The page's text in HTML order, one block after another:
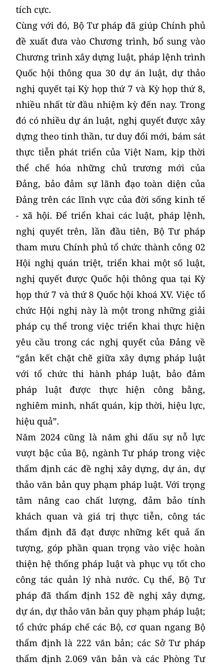
tích cực.
Cùng với đó, Bộ Tư pháp đã giúp Chính phủ
đề xuất đưa vào Chương trình, bổ sung vào
Chương trình xây dựng luật, pháp lệnh trình
Quốc hội thông qua 30 dự án luật, dự thảo
nghị quyết tại Kỳ họp thứ 7 và Kỳ họp thứ 8,
nhiều nhất từ đầu nhiệm kỳ đến nay. Trong
đó có nhiều dự án luật, nghị quyết được xây
dựng theo tinh thần, tư duy đổi mới, bám sát
thực tiễn phát triển của Việt Nam, kịp thời
thể chế hóa những chủ trương mới của
Đảng, bảo đảm sự lãnh đạo toàn diện của
Đảng trên các lĩnh vực của đời sống kinh tế
- xã hội. Để triển khai các luật, pháp lệnh,
nghị quyết trên, lần đầu tiên, Bộ Tư pháp
tham mưu Chính phủ tổ chức thành công 02
Hội nghị quán triệt, triển khai một số luật,
nghị quyết được Quốc hội thông qua tại Kỳ
họp thứ 7 và thứ 8 Quốc hội khoá XV. Việc tổ
chức Hội nghị này là một trong những giải
pháp cụ thể trong việc triển khai thực hiện
yêu cầu trong các nghị quyết của Đảng về
“gắn kết chặt chẽ giữa xây dựng pháp luật
với tổ chức thi hành pháp luật, bảo đảm
pháp luật được thực hiện công bằng,
nghiêm minh, nhất quán, kịp thời, hiệu lực,
hiệu quả”.
Năm 2024 cũng là năm ghi dấu sự nỗ lực
vượt bậc của Bộ, ngành Tư pháp trong việc
thẩm định các đề nghị xây dựng, dự án, dự
thảo văn bản quy phạm pháp luật. Với trọng
tâm nâng cao chất lượng, đảm bảo tính
khách quan và giá trị thực tiễn, công tác
thẩm định đã đạt được những kết quả ấn
tượng, góp phần quan trọng vào việc hoàn
thiện hệ thống pháp luật và phục vụ tốt cho
công tác quản lý nhà nước. Cụ thể, Bộ Tư
pháp đã thẩm định 152 đề nghị xây dựng,
dự án, dự thảo văn bản quy phạm pháp luật;
tổ chức pháp chế các Bộ, cơ quan ngang Bộ
thẩm định là 222 văn bản; các Sở Tư pháp
thẩm định 2.069 văn bản và các Phòng Tư